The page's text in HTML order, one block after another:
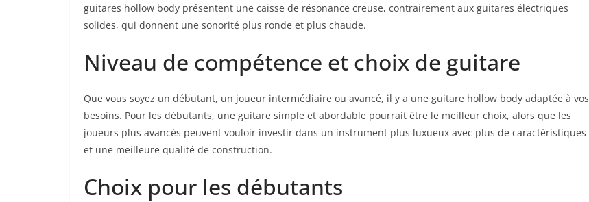
guitares hollow body‌ présentent​ une caisse ‍de résonance creuse, contrairement aux guitares électriques
solides, qui donnent ⁣une​ sonorité plus ronde et plus chaude.
Niveau‍ de compétence et choix de ⁣guitare
Que vous soyez‍ un ⁣débutant, un joueur intermédiaire ou avancé, il y a une guitare hollow body adaptée à vos
besoins.‌ Pour les débutants, une guitare simple et​ abordable pourrait être le meilleur choix, alors que les
joueurs plus avancés peuvent vouloir investir dans ⁢un ⁣instrument plus luxueux‍ avec ⁤plus⁣ de caractéristiques⁢
et une meilleure ⁤qualité de construction.
Choix pour les débutants